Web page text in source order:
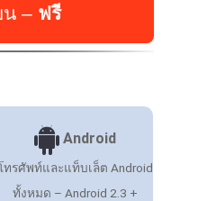
น – ฟรี
Android
ทรศัพท์และแท็บเล็ต Android
ทั้งหมด – Android 2.3 +